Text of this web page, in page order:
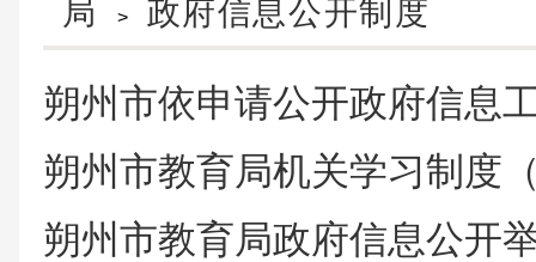
局
> 政府信息公开制度
朔州市依申请公开政府信息
朔州市教育局机关学习制度
朔州市教育局政府信息公开